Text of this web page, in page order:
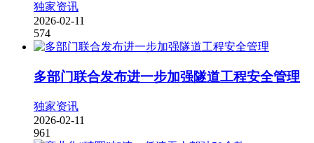
独家资讯
2026-02-11
574
多部门联合发布进一步加强隧道工程安全管理
独家资讯
2026-02-11
961